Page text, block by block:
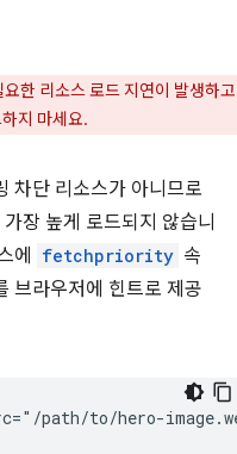
한 리소스 로드 지연이 발생하고
지 마세요.
차단 리소스가 아니므로
장 높게 로드되지 않습니
에
fetchpriority 속
브라우저에 힌트로 제공